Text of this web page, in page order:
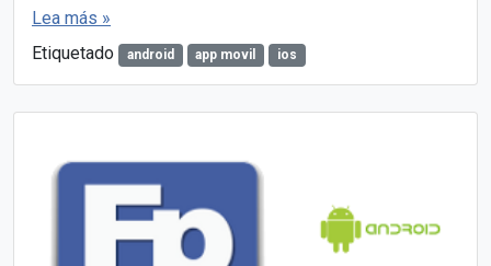
Lea más »
Etiquetado
android app movil ios